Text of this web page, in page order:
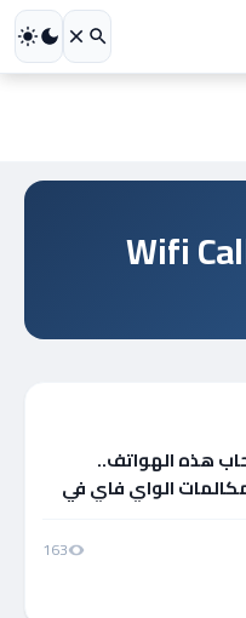
هذه الهواتف..
الواي فاي في
163